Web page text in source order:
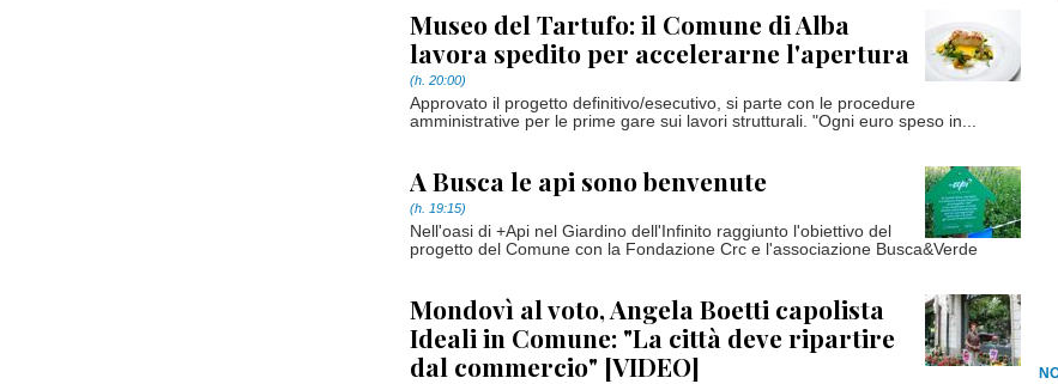
Museo del Tartufo: il Comune di Alba
lavora spedito per accelerarne l'apertura
(h. 20:00)
Approvato il progetto definitivo/esecutivo, si parte con le procedure
amministrative per le prime gare sui lavori strutturali. "Ogni euro speso in...
A Busca le api sono benvenute
(h. 19:15)
Nell'oasi di +Api nel Giardino dell'Infinito raggiunto l'obiettivo del
progetto del Comune con la Fondazione Crc e l'associazione Busca&Verde
Mondovì al voto, Angela Boetti capolista
Ideali in Comune: "La città deve ripartire
dal commercio" [VIDEO]